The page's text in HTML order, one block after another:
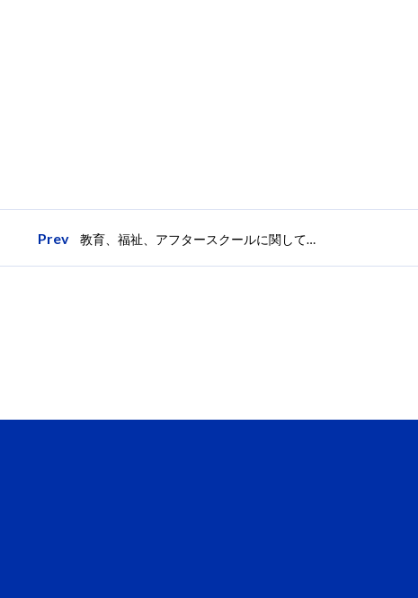
Prev 教育、福祉、アフタースクールに関してのセミナー交流会を2013年6月15日（土）に開催